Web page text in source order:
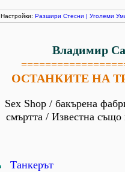
Настройки: Разшири Стесни | Уголеми
Владимир
ОСТАНКИТЕ НА
Sex Shop / бакърена
смъртта / Известна също
Танкерът